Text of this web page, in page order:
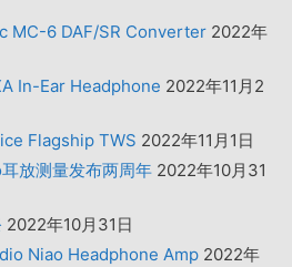
MC-6 DAF/SR Converter 2022年
In-Ear Headphone 2022年11月2
Flagship TWS 2022年11月1日
放测量发布两周年 2022年10月31
2022年10月31日
Niao Headphone Amp 2022年